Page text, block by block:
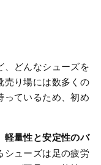
、どんなシューズを
売り場には数多くの
っているため、初め
軽量性と安定性のバ
シューズは足の疲労